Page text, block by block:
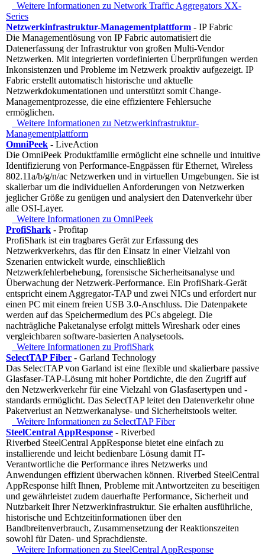
Weitere Informationen zu Network Traffic Aggregators XX-
Series
Netzwerkinfrastruktur-Managementplattform - IP Fabric
Die Managementlösung von IP Fabric automatisiert die
Datenerfassung der Infrastruktur von großen Multi-Vendor
Netzwerken. Mit integrierten vordefinierten Überprüfungen werden
Inkonsistenzen und Probleme im Netzwerk proaktiv aufgezeigt. IP
Fabric erstellt automatisch historische und aktuelle
Netzwerkdokumentationen und unterstützt somit Change-
Managementprozesse, die eine effizientere Fehlersuche
ermöglichen.
Weitere Informationen zu Netzwerkinfrastruktur-
Managementplattform
OmniPeek - LiveAction
Die OmniPeek Produktfamilie ermöglicht eine schnelle und intuitive
Identifizierung von Performance-Engpässen für Ethernet, Wireless
802.11a/b/g/n/ac Netzwerken und in virtuellen Umgebungen. Sie ist
skalierbar um die individuellen Anforderungen von Netzwerken
jeglicher Größe zu genügen und analysiert den Datenverkehr über
alle OSI-Layer.
Weitere Informationen zu OmniPeek
ProfiShark - Profitap
ProfiShark ist ein tragbares Gerät zur Erfassung des
Netzwerkverkehrs, das für den Einsatz in einer Vielzahl von
Szenarien entwickelt wurde, einschließlich
Netzwerkfehlerbehebung, forensische Sicherheitsanalyse und
Überwachung der Netzwerk-Performance. Ein ProfiShark-Gerät
entspricht einem Aggregator-TAP und zwei NICs und erfordert nur
einen PC mit einem freien USB 3.0-Anschluss. Die Datenpakete
werden auf das Speichermedium des PCs abgelegt. Die
nachträgliche Paketanalyse erfolgt mittels Wireshark oder eines
vergleichbaren software-basierten Analysetools.
Weitere Informationen zu ProfiShark
SelectTAP Fiber - Garland Technology
Das SelectTAP von Garland ist eine flexible und skalierbare passive
Glasfaser-TAP-Lösung mit hoher Portdichte, die den Zugriff auf
den Netzwerkverkehr für eine Vielzahl von Glasfasertypen und -
standards ermöglicht. Das SelectTAP leitet den Datenverkehr ohne
Paketverlust an Netzwerkanalyse- und Sicherheitstools weiter.
Weitere Informationen zu SelectTAP Fiber
SteelCentral AppResponse - Riverbed
Riverbed SteelCentral AppResponse bietet eine einfach zu
installierende und leicht bedienbare Lösung damit IT-
Verantwortliche die Performance ihres Netzwerks und
Anwendungen effizient überwachen können. Riverbed SteelCentral
AppResponse hilft Ihnen, Probleme mit Antwortzeiten zu beseitigen
und gewährleistet zudem dauerhafte Performance, Sicherheit und
Nutzbarkeit Ihrer Netzwerkinfrastruktur. Sie erhalten ausführliche,
historische und Echtzeitinformationen über den
Bandbreitenverbrauch, Zusammensetzung der Reaktionszeiten
sowohl für Daten- und Sprachdienste.
Weitere Informationen zu SteelCentral AppResponse